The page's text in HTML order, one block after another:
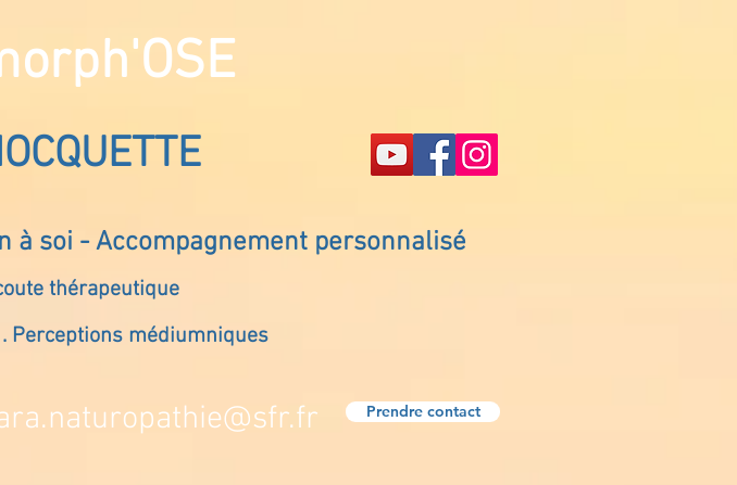
à soi - Accompagnement personnalisé
thérapeutique
Perceptions médiumniques
Prendre contact